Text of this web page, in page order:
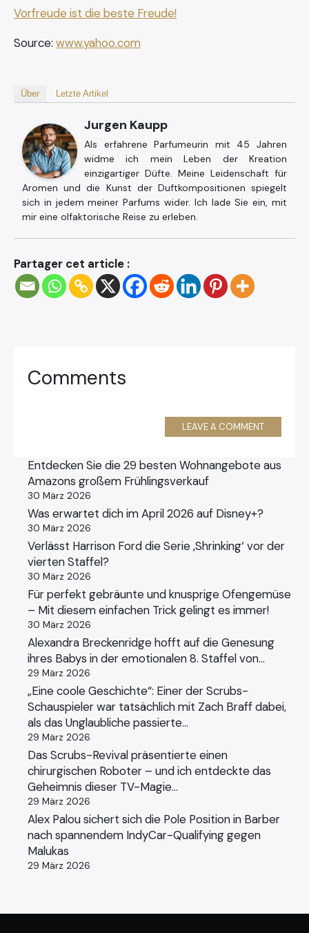
Vorfreude ist die beste Freude!
Source: www.yahoo.com
Über Letzte Artikel
Jurgen Kaupp
Als erfahrene Parfumeurin mit 45 Jahren
widme ich mein Leben der Kreation
einzigartiger Düfte. Meine Leidenschaft für
Aromen und die Kunst der Duftkompositionen spiegelt
sich in jedem meiner Parfums wider. Ich lade Sie ein, mit
mir eine olfaktorische Reise zu erleben.
Partager cet article :
Comments
LEAVE A COMMENT
Entdecken Sie die 29 besten Wohnangebote aus
Amazons großem Frühlingsverkauf
30 März 2026
Was erwartet dich im April 2026 auf Disney+?
30 März 2026
Verlässt Harrison Ford die Serie ‚Shrinking‘ vor der
vierten Staffel?
30 März 2026
Für perfekt gebräunte und knusprige Ofengemüse
– Mit diesem einfachen Trick gelingt es immer!
30 März 2026
Alexandra Breckenridge hofft auf die Genesung
ihres Babys in der emotionalen 8. Staffel von…
29 März 2026
„Eine coole Geschichte“: Einer der Scrubs-
Schauspieler war tatsächlich mit Zach Braff dabei,
als das Unglaubliche passierte…
29 März 2026
Das Scrubs-Revival präsentierte einen
chirurgischen Roboter – und ich entdeckte das
Geheimnis dieser TV-Magie…
29 März 2026
Alex Palou sichert sich die Pole Position in Barber
nach spannendem IndyCar-Qualifying gegen
Malukas
29 März 2026